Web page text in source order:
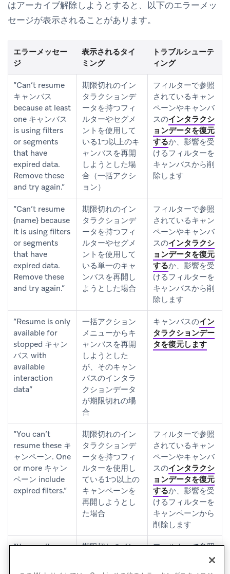
はアーカイブ解除しようとすると、以下のエラーメッ
セージが表示されることがあります。
エラーメッセー
ジ
表示されるタイ
ミング
トラブルシューテ
ィング
“Can’t resume
キャンバス
because at least
one キャンバス
is using filters
or segments
that have
expired data.
Remove these
and try again.”
期限切れのイン
タラクションデ
ータを持つフィ
ルターやセグメ
ントを使用して
いる1つ以上のキ
ャンバスを再開
しようとした場
合（一括アクシ
ョン）
フィルターで参照
されているキャン
ペーンやキャンバ
スのインタラクシ
ョンデータを復元
するか、影響を受
けるフィルターを
キャンバスから削
除します
“Can’t resume
{name} because
it is using filters
or segments
that have
expired data.
Remove these
and try again.”
期限切れのイン
タラクションデ
ータを持つフィ
ルターやセグメ
ントを使用して
いる単一のキャ
ンバスを再開し
ようとした場合
フィルターで参照
されているキャン
ペーンやキャンバ
スのインタラクシ
ョンデータを復元
するか、影響を受
けるフィルターを
キャンバスから削
除します
“Resume is only
available for
stopped キャン
バス with
available
interaction
data”
一括アクション
メニューからキ
ャンバスを再開
しようとした
が、そのキャン
バスのインタラ
クションデータ
が期限切れの場
合
キャンバスのイン
タラクションデー
タを復元します
“You can’t
resume these キ
ャンペーン. One
or more キャン
ペーン include
expired filters.”
期限切れのイン
タラクションデ
ータを持つフィ
ルターを使用し
ている1つ以上の
キャンペーンを
再開しようとし
た場合
フィルターで参照
されているキャン
ペーンやキャンバ
スのインタラクシ
ョンデータを復元
するか、影響を受
けるフィルターを
キャンペーンから
削除します
“You can’t
期限切れのイン
フィルターで参照
されているキャン